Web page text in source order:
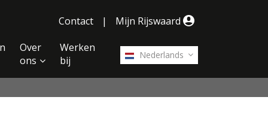
Contact
| Mijn Rijswaard
Nederlands
Over
ons
Werken
bij